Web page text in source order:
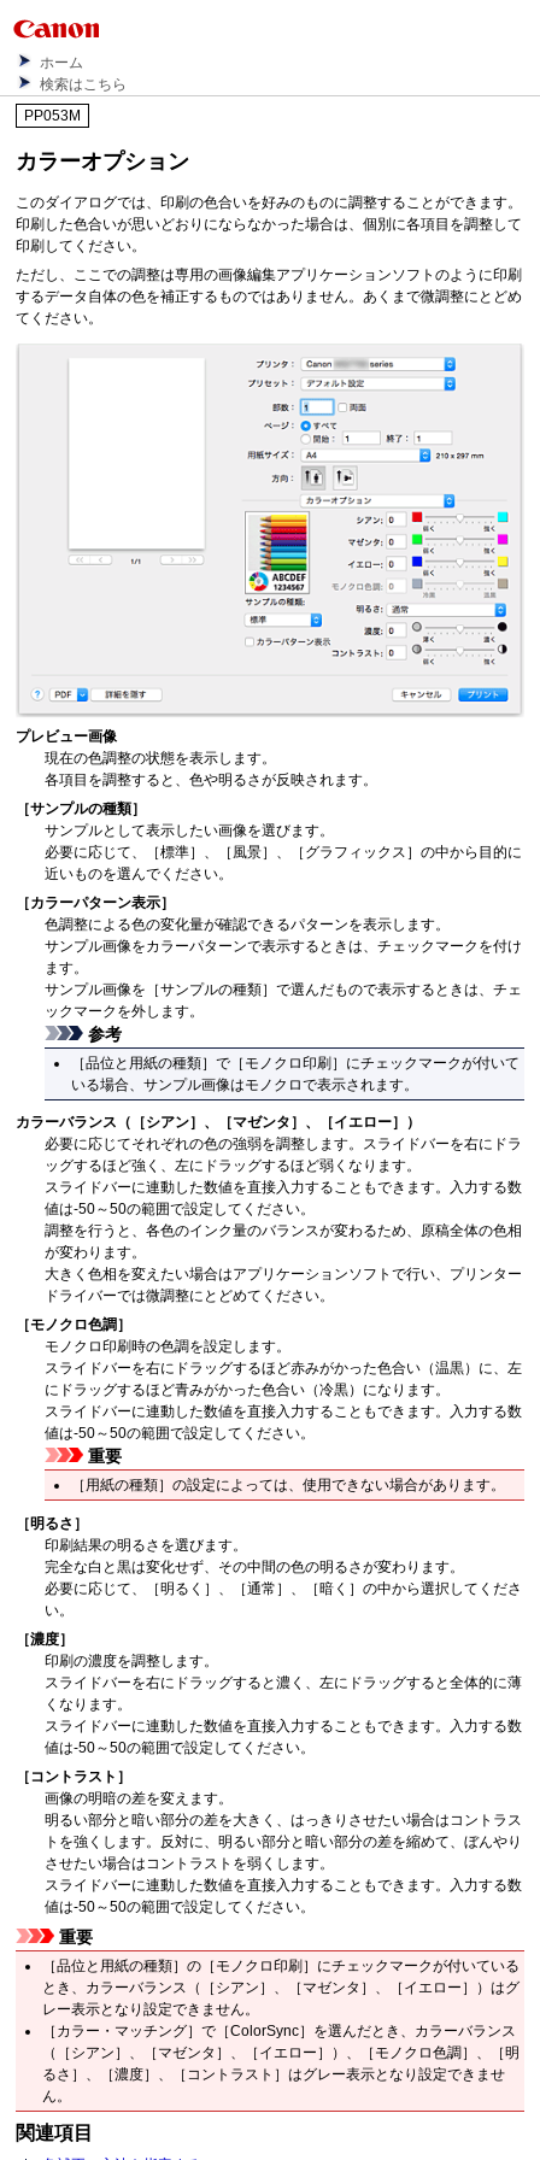
ホーム
検索はこちら
PP053M
カラーオプション
このダイアログでは、印刷の色合いを好みのものに調整することができます。
印刷した色合いが思いどおりにならなかった場合は、個別に各項目を調整して
印刷してください。
ただし、ここでの調整は専用の画像編集アプリケーションソフトのように印刷
するデータ自体の色を補正するものではありません。あくまで微調整にとどめ
てください。
プレビュー画像
現在の色調整の状態を表示します。
各項目を調整すると、色や明るさが反映されます。
［サンプルの種類］
サンプルとして表示したい画像を選びます。
必要に応じて、
［標準］ ［風景］ ［グラフィックス］の中から目的に
近いものを選んでください。
［カラーパターン表示］
色調整による色の変化量が確認できるパターンを表示します。
サンプル画像をカラーパターンで表示するときは、チェックマークを付け
ます。
サンプル画像を
［サンプルの種類］で選んだもので表示するときは、チェ
ックマークを外します。
参考
［品位と用紙の種類］で ［モノクロ印刷］ にチェックマークが付いて
いる場合、サンプル画像はモノクロで表示されます。
カラーバランス（ ［シアン］ 、 ［マゼンタ］ 、 ［イエロー］
）
必要に応じてそれぞれの色の強弱を調整します。 スライドバーを右にドラ
ッグするほど強く、左にドラッグするほど弱くなります。
スライドバーに連動した数値を直接入力することもできます。
入力する数
値は-50～50の範囲で設定してください。
調整を行うと、各色のインク量のバランスが変わるため、原稿全体の色相
が変わります。
大きく色相を変えたい場合はアプリケーションソフトで行い、プリンター
ドライバーでは微調整にとどめてください。
［モノクロ色調］
モノクロ印刷時の色調を設定します。
スライドバーを右にドラッグするほど赤みがかった色合い（温黒）に、左
にドラッグするほど青みがかった色合い（冷黒）になります。
スライドバーに連動した数値を直接入力することもできます。
入力する数
値は-50～50の範囲で設定してください。
重要
［用紙の種類］の設定によっては、使用できない場合があります。
［明るさ］
印刷結果の明るさを選びます。
完全な白と黒は変化せず、その中間の色の明るさが変わります。
必要に応じて、
［明るく］ ［通常］ ［暗く］の中から選択してくださ
い。
［濃度］
印刷の濃度を調整します。
スライドバーを右にドラッグすると濃く、左にドラッグすると全体的に薄
くなります。
スライドバーに連動した数値を直接入力することもできます。
入力する数
値は-50～50の範囲で設定してください。
［コントラスト］
画像の明暗の差を変えます。
明るい部分と暗い部分の差を大きく、はっきりさせたい場合はコントラス
トを強くします。
反対に、明るい部分と暗い部分の差を縮めて、ぼんやり
させたい場合はコントラストを弱くします。
スライドバーに連動した数値を直接入力することもできます。
入力する数
値は-50～50の範囲で設定してください。
重要
［品位と用紙の種類］の ［モノクロ印刷］ にチェックマークが付いている
とき、カラーバランス（
［シアン］ ［マゼンタ］ ［イエロー］
）はグ
レー表示となり設定できません。
［カラー・マッチング］で ［ColorSync］ を選んだとき、カラーバランス
（
［シアン］ ［マゼンタ］ ［イエロー］ ）、 ［モノクロ色調］
［明
るさ］
［濃度］ ［コントラスト］はグレー表示となり設定できませ
ん。
関連項目